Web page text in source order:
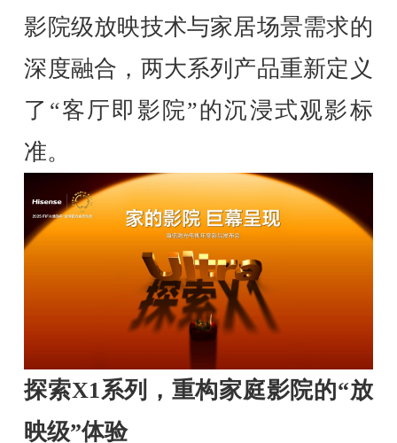
影院级放映技术与家居场景需求的
深度融合，两大系列产品重新定义
了“客厅即影院”的沉浸式观影标
准。
探索X1系列，重构家庭影院的“放
映级”体验